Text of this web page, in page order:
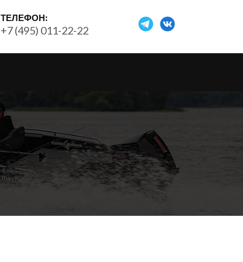
ТЕЛЕФОН:
+7 (495) 011-22-22